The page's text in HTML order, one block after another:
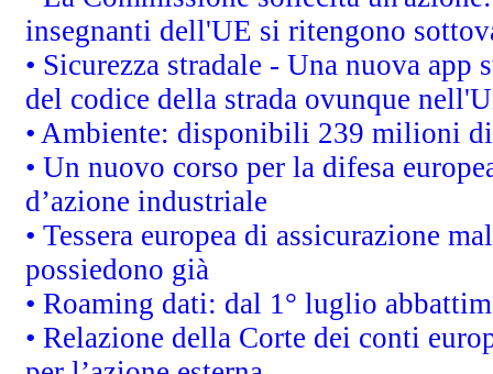
insegnanti dell'UE si ritengono
• Sicurezza stradale - Una nuova
del codice della strada ovunque
• Ambiente: disponibili 239 milioni
• Un nuovo corso per la difesa
d’azione industriale
• Tessera europea di assicurazione
possiedono già
• Roaming dati: dal 1° luglio
• Relazione della Corte dei conti